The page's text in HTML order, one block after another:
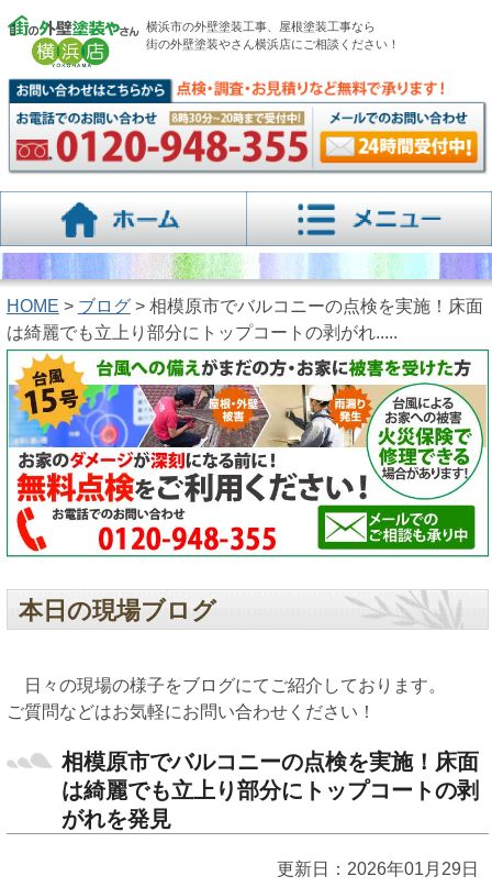
横浜市の外壁塗装工事、屋根塗装工事なら
街の外壁塗装やさん横浜店にご相談ください！
HOME > ブログ> 相模原市でバルコニーの点検を実施！床面
は綺麗でも立上り部分にトップコートの剥がれ.....
本日の現場ブログ
日々の現場の様子をブログにてご紹介しております。
ご質問などはお気軽にお問い合わせください！
相模原市でバルコニーの点検を実施！床面
は綺麗でも立上り部分にトップコートの剥
がれを発見
更新日：2026年01月29日